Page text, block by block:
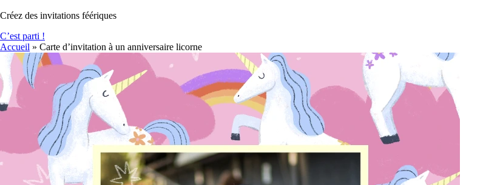
Créez des invitations féériques
C’est parti !
Accueil » Carte d’invitation à un anniversaire licorne